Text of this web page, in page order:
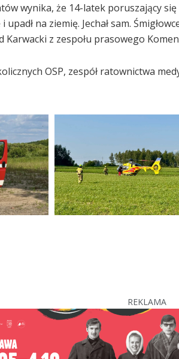
wynika, że 14-latek poruszający
upadł na ziemię. Jechał sam.
z zespołu prasowego
OSP, zespół ratownictwa
REKLAMA